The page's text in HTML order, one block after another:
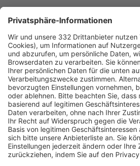
ÜBER UNS
Wer wir sind & wofür wir stehen
Geschäftsstellen und Ansprechpartner
Sponsoring
Vereinsunterstützung
Infothek
Kontakt